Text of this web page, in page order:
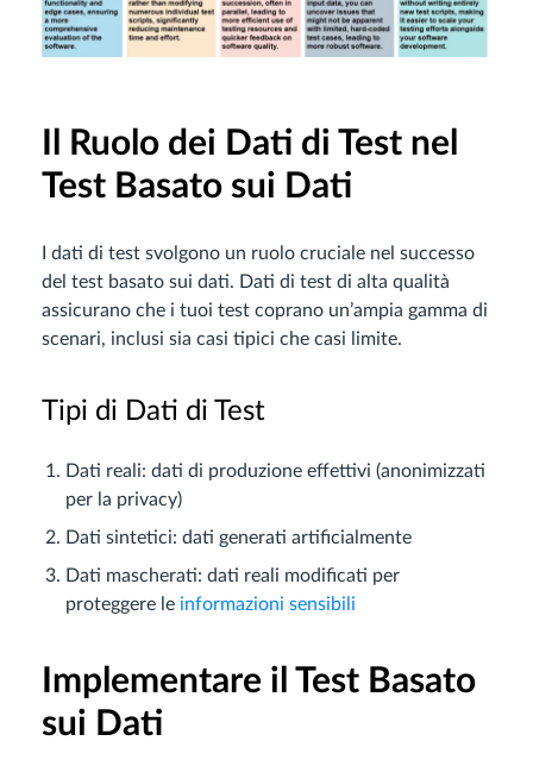
Il Ruolo dei Dati di Test nel
Test Basato sui Dati
I dati di test svolgono un ruolo cruciale nel successo
del test basato sui dati. Dati di test di alta qualità
assicurano che i tuoi test coprano un’ampia gamma di
scenari, inclusi sia casi tipici che casi limite.
Tipi di Dati di Test
Dati reali: dati di produzione effettivi (anonimizzati
per la privacy)
Dati sintetici: dati generati artificialmente
Dati mascherati: dati reali modificati per
proteggere le informazioni sensibili
Implementare il Test Basato
sui Dati